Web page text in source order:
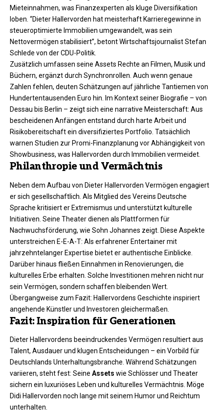
Mieteinnahmen, was Finanzexperten als kluge Diversifikation
loben. “Dieter Hallervorden hat meisterhaft Karrieregewinne in
steueroptimierte Immobilien umgewandelt, was sein
Nettovermögen stabilisiert”, betont Wirtschaftsjournalist Stefan
Schlede von der CDU-Politik.
Zusätzlich umfassen seine Assets Rechte an Filmen, Musik und
Büchern, ergänzt durch Synchronrollen. Auch wenn genaue
Zahlen fehlen, deuten Schätzungen auf jährliche Tantiemen von
Hundertentausenden Euro hin. Im Kontext seiner Biografie – von
Dessau bis Berlin – zeigt sich eine narrative Meisterschaft: Aus
bescheidenen Anfängen entstand durch harte Arbeit und
Risikobereitschaft ein diversifiziertes Portfolio. Tatsächlich
warnen Studien zur Promi-Finanzplanung vor Abhängigkeit von
Showbusiness, was Hallervorden durch Immobilien vermeidet.
Philanthropie und Vermächtnis
Neben dem Aufbau von Dieter Hallervorden Vermögen engagiert
er sich gesellschaftlich. Als Mitglied des Vereins Deutsche
Sprache kritisiert er Extremismus und unterstützt kulturelle
Initiativen. Seine Theater dienen als Plattformen für
Nachwuchsförderung, wie Sohn Johannes zeigt. Diese Aspekte
unterstreichen E-E-A-T: Als erfahrener Entertainer mit
jahrzehntelanger Expertise bietet er authentische Einblicke.
Darüber hinaus fließen Einnahmen in Renovierungen, die
kulturelles Erbe erhalten. Solche Investitionen mehren nicht nur
sein Vermögen, sondern schaffen bleibenden Wert.
Übergangweise zum Fazit: Hallervordens Geschichte inspiriert
angehende Künstler und Investoren gleichermaßen.
Fazit: Inspiration für Generationen
Dieter Hallervordens beeindruckendes Vermögen resultiert aus
Talent, Ausdauer und klugen Entscheidungen – ein Vorbild für
Deutschlands Unterhaltungsbranche. Während Schätzungen
variieren, steht fest: Seine Assets wie Schlösser und Theater
sichern ein luxuriöses Leben und kulturelles Vermächtnis. Möge
Didi Hallervorden noch lange mit seinem Humor und Reichtum
unterhalten.